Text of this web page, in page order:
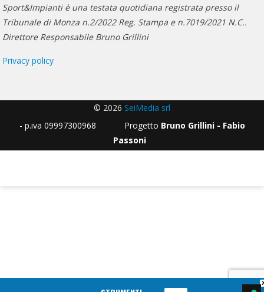
Sport&Impianti è una testata quotidiana registrata presso il
Tribunale di Monza n.2/2022 Reg. Stampa e n.7019/2021 N.C..
Direttore Responsabile Bruno Grillini
Privacy policy
© 2026 SeiMedia srl
- p.iva 09997300968 Progetto Bruno Grillini - Fabio
Passoni